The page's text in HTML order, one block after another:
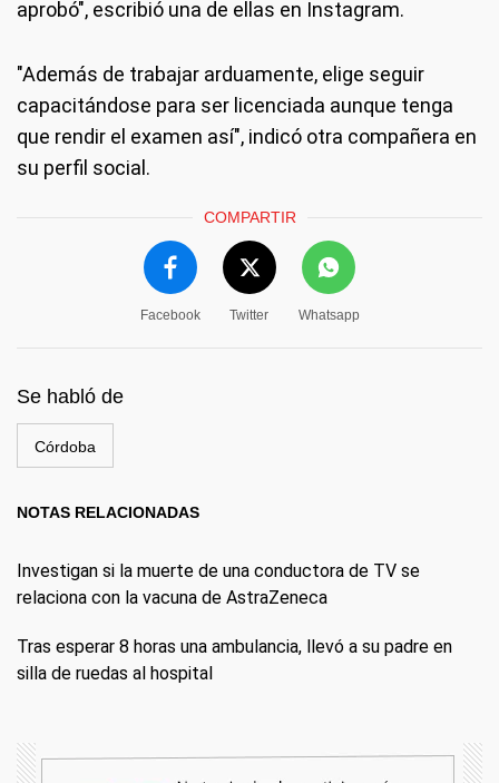
aprobó", escribió una de ellas en Instagram.
"Además de trabajar arduamente, elige seguir
capacitándose para ser licenciada aunque tenga
que rendir el examen así", indicó otra compañera en
su perfil social.
COMPARTIR
Facebook Twitter Whatsapp
Se habló de
Córdoba
NOTAS RELACIONADAS
Investigan si la muerte de una conductora de TV se
relaciona con la vacuna de AstraZeneca
Tras esperar 8 horas una ambulancia, llevó a su padre en
silla de ruedas al hospital